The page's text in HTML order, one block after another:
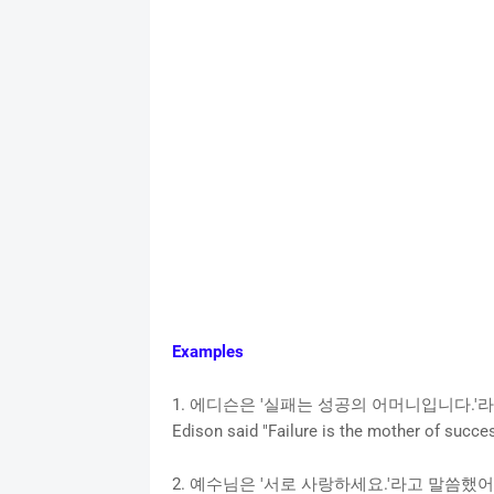
Examples
1. 에디슨은 '실패는 성공의 어머니입니다.'
Edison said "Failure is the mother of
2. 예수님은 '서로 사랑하세요.'라고 말씀했